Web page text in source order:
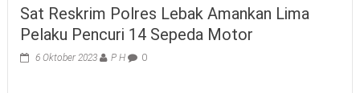
Sat Reskrim Polres Lebak Amankan Lima
Pelaku Pencuri 14 Sepeda Motor
6 Oktober 2023 P H 0